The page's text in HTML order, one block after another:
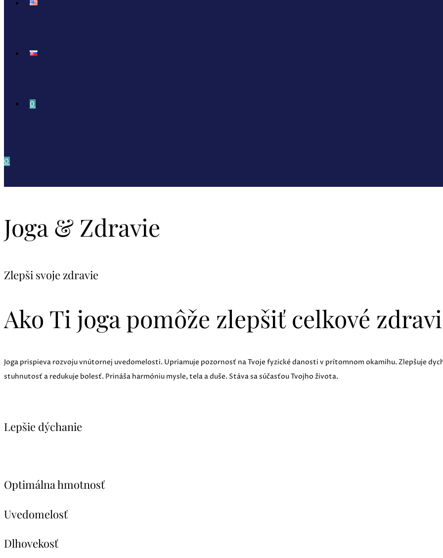
0
0
Joga & Zdravie
Zlepši svoje zdravie
Ako Ti joga pomôže zlepšiť celkové
Joga prispieva rozvoju vnútornej uvedomelosti. Upriamuje pozornosť na Tvoje fyzické danosti v prítomnom okamihu. Zlepšuje
stuhnutosť a redukuje bolesť. Prináša harmóniu mysle, tela a duše. Stáva sa súčasťou Tvojho života.
Lepšie dýchanie
Optimálna hmotnosť
Uvedomelosť
Dlhovekosť